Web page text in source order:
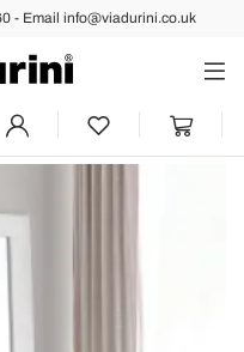
- Email info@viadurini.co.uk
Previous Next
Finishes
Belenus